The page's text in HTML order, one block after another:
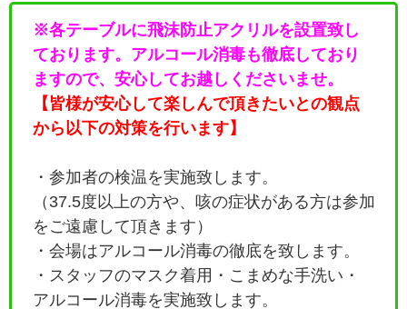
※各テーブルに飛沫防止アクリルを設置致し
ております。アルコール消毒も徹底しており
ますので、安心してお越しくださいませ。
【皆様が安心して楽しんで頂きたいとの観点
から以下の対策を行います】
・参加者の検温を実施致します。
（37.5度以上の方や、咳の症状がある方は参加
をご遠慮して頂きます）
・会場はアルコール消毒の徹底を致します。
・ スタッフのマスク着用・こまめな手洗い・
アルコール消毒を実施致します。